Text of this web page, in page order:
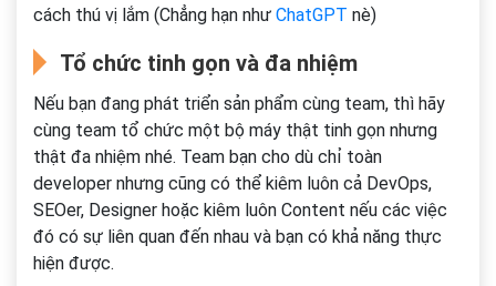
cách thú vị lắm (Chẳng hạn như ChatGPT nè)
Tổ chức tinh gọn và đa nhiệm
Nếu bạn đang phát triển sản phẩm cùng team, thì hãy
cùng team tổ chức một bộ máy thật tinh gọn nhưng
thật đa nhiệm nhé. Team bạn cho dù chỉ toàn
developer nhưng cũng có thể kiêm luôn cả DevOps,
SEOer, Designer hoặc kiêm luôn Content nếu các việc
đó có sự liên quan đến nhau và bạn có khả năng thực
hiện được.